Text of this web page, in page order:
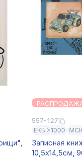
557-127
ЕКБ >1000
Записная
10,5х14,5см,